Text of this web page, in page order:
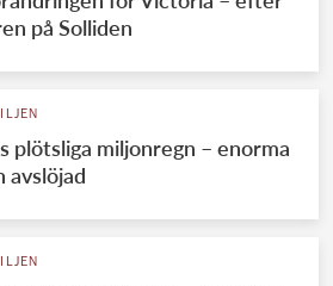
på Solliden
plötsliga miljonregn – enorma
avslöjad